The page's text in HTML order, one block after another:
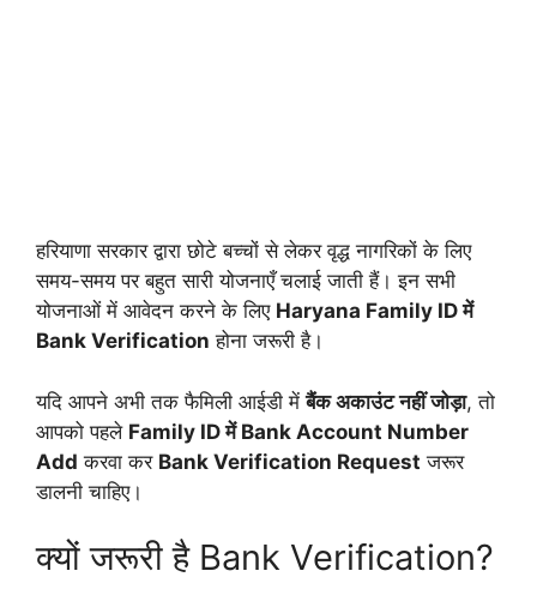
हरियाणा सरकार द्वारा छोटे बच्चों से लेकर वृद्ध नागरिकों के लिए
समय-समय पर बहुत सारी योजनाएँ चलाई जाती हैं। इन सभी
योजनाओं में आवेदन करने के लिए Haryana Family ID में
Bank Verification होना जरूरी है।
यदि आपने अभी तक फैमिली आईडी मेंबैंक अकाउंट नहीं जोड़ा, तो
आपको पहले Family ID में Bank Account Number
Add करवा कर Bank Verification Request जरूर
डालनी चाहिए।
क्यों जरूरी है Bank Verification?